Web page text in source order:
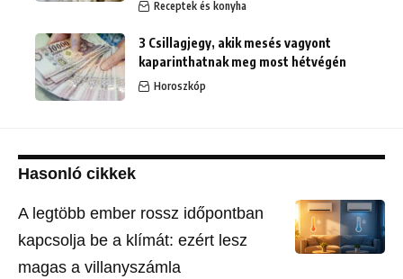
Receptek és konyha
3 Csillagjegy, akik mesés vagyont
kaparinthatnak meg most hétvégén
Horoszkóp
Hasonló cikkek
A legtöbb ember rossz időpontban
kapcsolja be a klímát: ezért lesz
magas a villanyszámla